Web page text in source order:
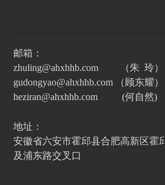
邮箱：
zhuling@ahxhhb.com （朱 玲）
gudongyao@ahxhhb.com （顾东耀）
heziran@ahxhhb.com (何自然)
地址：
安徽省六安市霍邱县合肥高新区霍
及浦东路交叉口